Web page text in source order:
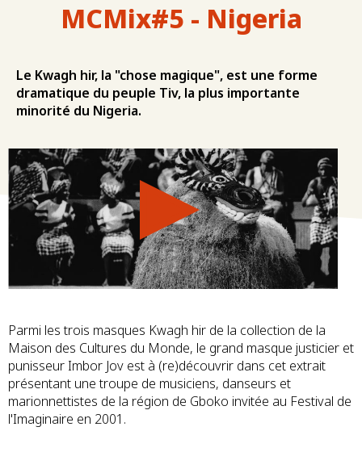
MCMix#5 - Nigeria
Le Kwagh hir, la "chose magique", est une forme
dramatique du peuple Tiv, la plus importante
minorité du Nigeria.
Parmi les trois masques Kwagh hir de la collection de la
Maison des Cultures du Monde, le grand masque justicier et
punisseur Imbor Jov est à (re)découvrir dans cet extrait
présentant une troupe de musiciens, danseurs et
marionnettistes de la région de Gboko invitée au Festival de
l'Imaginaire en 2001.